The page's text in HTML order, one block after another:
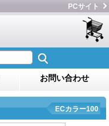
PCサイト
お問い合わせ
ECカラー100